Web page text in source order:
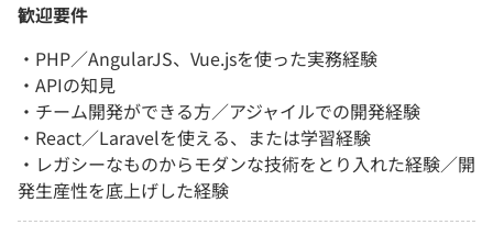
歓迎要件
・PHP／AngularJS、Vue.jsを使った実務経験
・APIの知見
・チーム開発ができる方／アジャイルでの開発経験
・React／Laravelを使える、または学習経験
・レガシーなものからモダンな技術をとり入れた経験／開
発生産性を底上げした経験